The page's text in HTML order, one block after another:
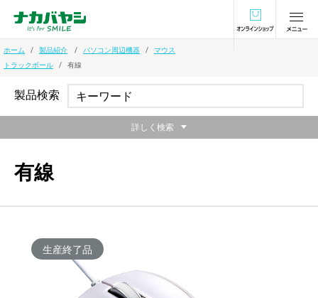
オンラインショ
ホーム 製品紹介 パソコン周辺機器
マウス
トラックボール
有線
有線
生産終了品
製品検索
詳しく検索